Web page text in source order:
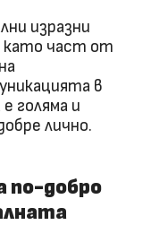
изразни
като част от
в
голяма и
лично.
по-добро